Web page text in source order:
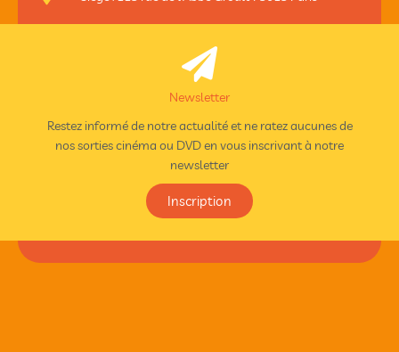
Newsletter
Restez informé de notre actualité et ne ratez aucunes de
nos sorties cinéma ou DVD en vous inscrivant à notre
newsletter
Inscription